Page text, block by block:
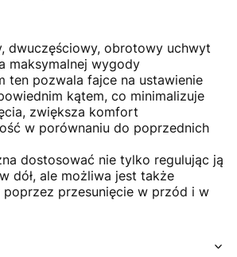
dwuczęściowy, obrotowy uchwyt
maksymalnej wygody
ten pozwala fajce na ustawienie
kątem, co minimalizuje
zwiększa komfort
w porównaniu do poprzednich
dostosować nie tylko regulując ją
dół, ale możliwa jest także
poprzez przesunięcie w przód i w